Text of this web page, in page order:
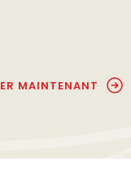
MAINTENANT